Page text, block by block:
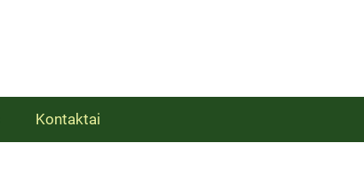
Kontaktai